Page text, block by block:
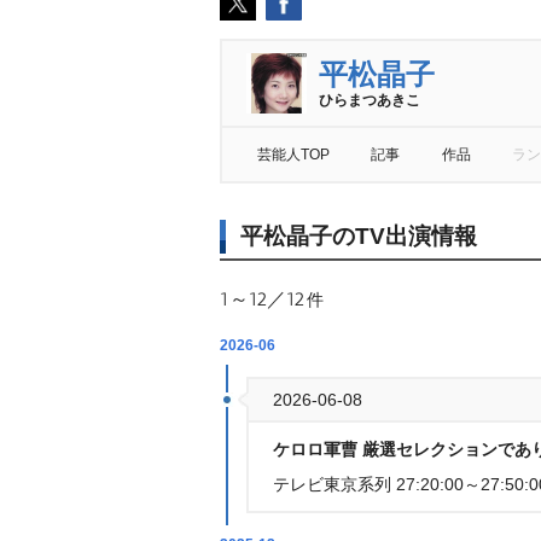
平松晶子
ひらまつあきこ
芸能人TOP 記事 作品 ラ
平松晶子のTV出演情報
1～12／12件
2026-06
2026-06-08
ケロロ軍曹 厳選セレクションであ
テレビ東京系列 27:20:00～